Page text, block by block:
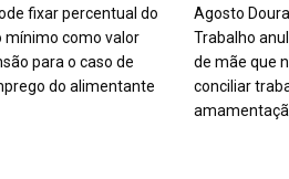
fixar percentual do
mínimo como valor
para o caso de
do alimentante
Agosto
Trabalho
de mãe que
conciliar